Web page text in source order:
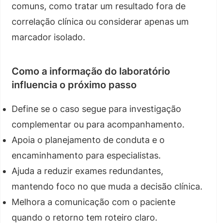
comuns, como tratar um resultado fora de
correlação clínica ou considerar apenas um
marcador isolado.
Como a informação do laboratório
influencia o próximo passo
Define se o caso segue para investigação
complementar ou para acompanhamento.
Apoia o planejamento de conduta e o
encaminhamento para especialistas.
Ajuda a reduzir exames redundantes,
mantendo foco no que muda a decisão clínica.
Melhora a comunicação com o paciente
quando o retorno tem roteiro claro.